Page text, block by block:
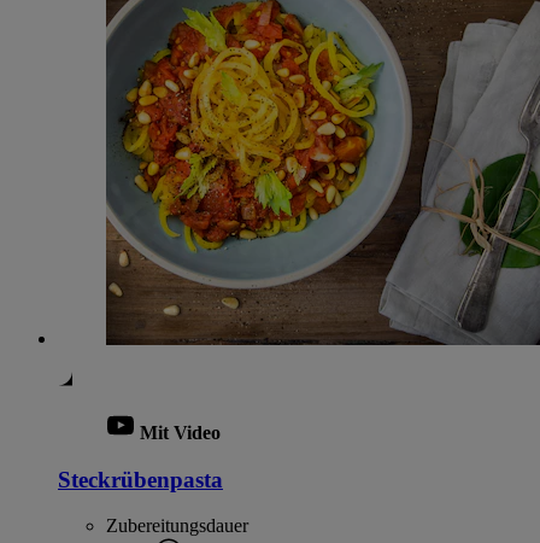
Mit Video
Steckrübenpasta
Zubereitungsdauer